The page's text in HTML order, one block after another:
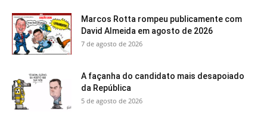
Marcos Rotta rompeu publicamente com
David Almeida em agosto de 2026
7 de agosto de 2026
A façanha do candidato mais desapoiado
da República
5 de agosto de 2026